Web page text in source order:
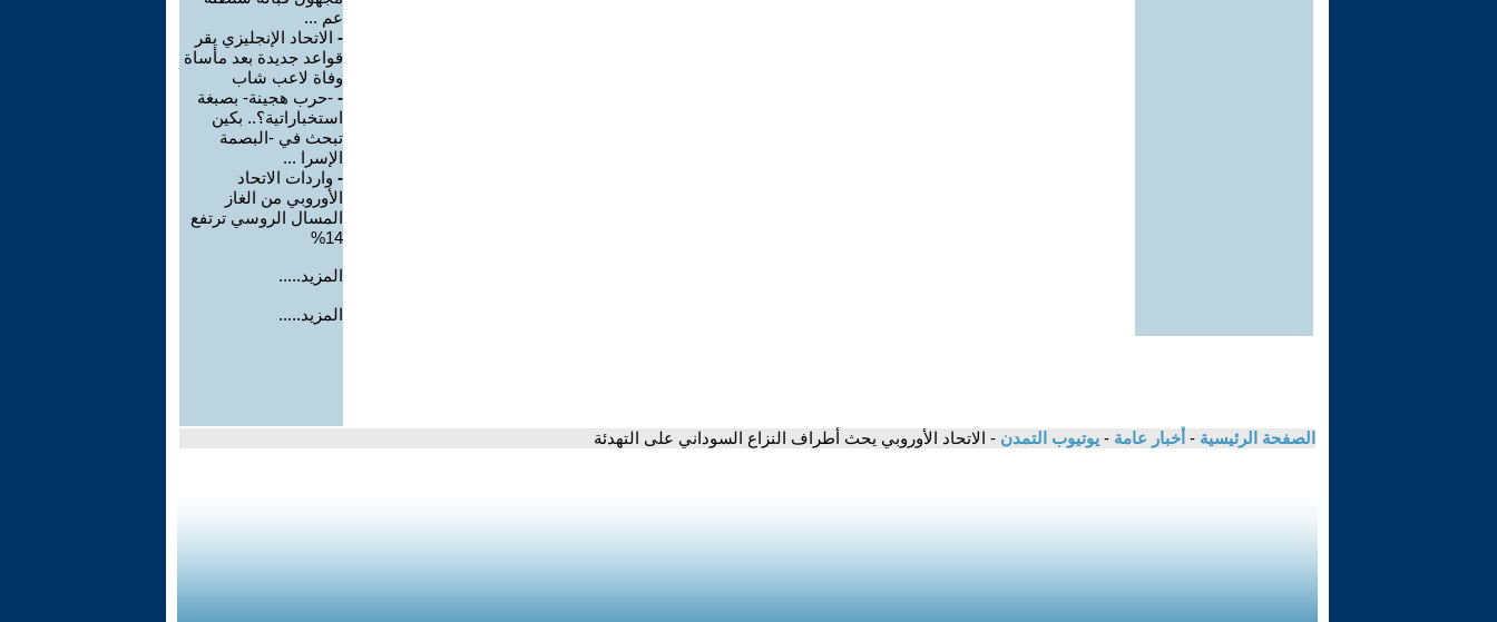
عم ...
- الاتحاد الإنجليزي يقر
قواعد جديدة بعد مأساة
وفاة لاعب شاب
- -حرب هجينة- بصبغة
استخباراتية؟.. بكين
تبحث في -البصمة
الإسرا ...
- واردات الاتحاد
الأوروبي من الغاز
المسال الروسي ترتفع
14%
المزيد.....
المزيد.....
الصفحة الرئيسية - أخبار عامة - يوتيوب التمدن - الاتحاد الأوروبي يحث أطراف النزاع السوداني على التهدئة